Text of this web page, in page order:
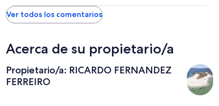
Ver todos los comentarios
Acerca de su propietario/a
Propietario/a: RICARDO FERNANDEZ
FERREIRO